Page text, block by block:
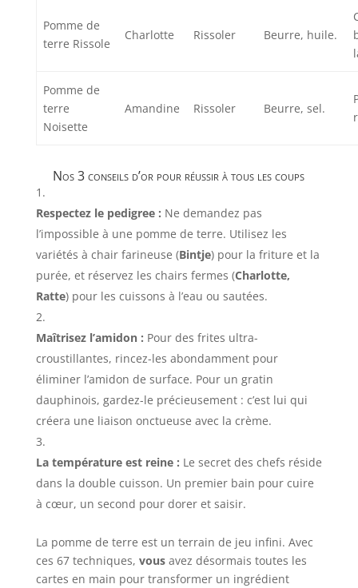
Pomme de
terre Rissole
Charlotte Rissoler Beurre, huile.
Pomme de
terre
Noisette
Amandine Rissoler Beurre, sel.
Nos 3 conseils d’or pour réussir à tous les coups
Respectez le pedigree : Ne demandez pas
l’impossible à une pomme de terre. Utilisez les
variétés à chair farineuse (Bintje) pour la friture et la
purée, et réservez les chairs fermes (Charlotte,
Ratte) pour les cuissons à l’eau ou sautées.
Maîtrisez l’amidon : Pour des frites ultra-
croustillantes, rincez-les abondamment pour
éliminer l’amidon de surface. Pour un gratin
dauphinois, gardez-le précieusement : c’est lui qui
créera une liaison onctueuse avec la crème.
La température est reine : Le secret des chefs réside
dans la double cuisson. Un premier bain pour cuire
à cœur, un second pour dorer et saisir.
La pomme de terre est un terrain de jeu infini. Avec
ces 67 techniques, vousavez désormais toutes les
cartes en main pour transformer un ingrédient